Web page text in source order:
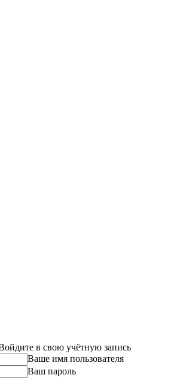
в свою учётную запись
Ваше имя пользователя
Ваш пароль